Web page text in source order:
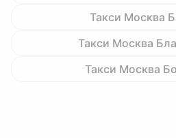
Такси Москва
Такси Москва
Такси Москва